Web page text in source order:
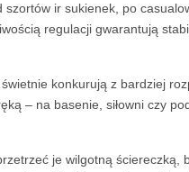
ir sukienek, po
regulacji gwarantują
konkurują z bardziej
– na basenie, siłowni czy
je wilgotną ściereczką,